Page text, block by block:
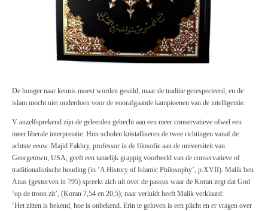
De honger naar kennis moest worden gestild, maar de traditie gerespecteerd, en de
islam mocht niet onderdoen voor de voorafgaande kampioenen van de intelligentie.
V anzelfsprekend zijn de geleerden gehecht aan een meer conservatieve ofwel een
meer liberale interpretatie. Hun scholen kristalliseren de twee richtingen vanaf de
achtste eeuw. Majid Fakhry, professor in de filosofie aan de universiteit van
Georgetown, USA, geeft een tamelijk grappig voorbeeld van de conservatieve of
traditionalistische houding (in ‘A History of Islamic Philosophy’, p.XVII). Malik ben
Anas (gestorven in 795) spreekt zich uit over de passus waar de Koran zegt dat God
‘op de troon zit’, (Koran 7,54 en 20,5); naar verluidt heeft Malik verklaard:
‘Het zitten is bekend, hoe is onbekend. Erin te geloven is een plicht en er vragen over